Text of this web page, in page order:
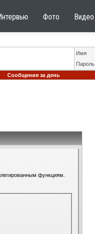
Фото Видео
Имя
Пароль
Сообщения за день
функциям.